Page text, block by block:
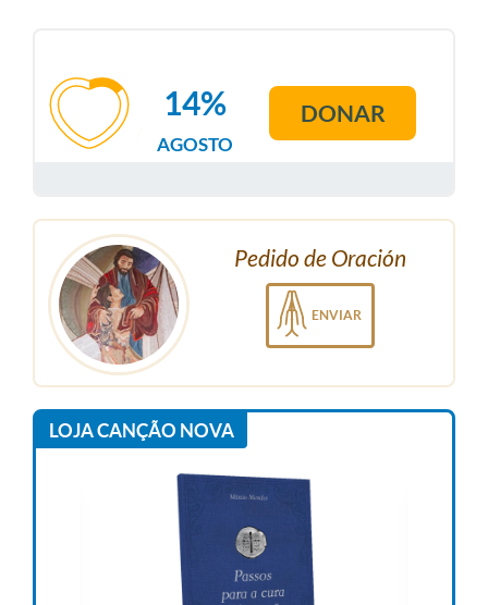
AGOSTO
14% DONAR
Pedido de Oración
ENVIAR
LOJA CANÇÃO NOVA